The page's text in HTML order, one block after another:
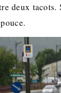
deux